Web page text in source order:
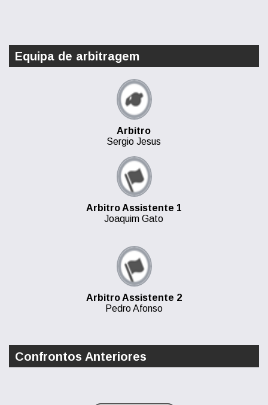
Equipa de arbitragem
Arbitro
Sergio Jesus
Arbitro Assistente 1
Joaquim Gato
Arbitro Assistente 2
Pedro Afonso
Confrontos Anteriores